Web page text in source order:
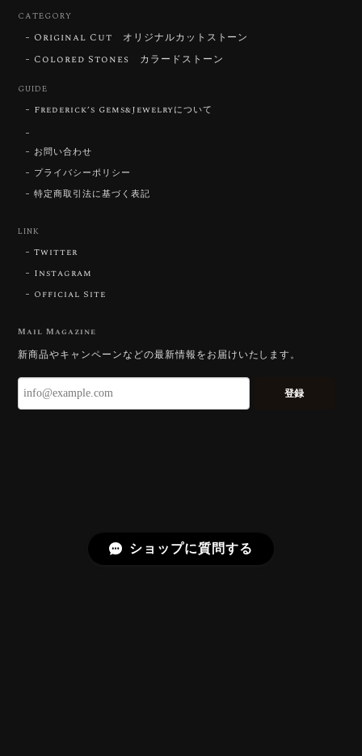
2026/07/30
いです。 ウルウルとギラギラを一度に見ることができ
る不思議なカットだと感じました。強い煌めきだけで
です。Star Rose Cut™ は中心から外へ広
CATEGORY
Original Cut オリジナルカットストーン
Colored Stones カラードストーン
GUIDE
Frederick’s Gems&Jewelryについて
お問い合わせ
プライバシーポリシー
特定商取引法に基づく表記
LINK
Twitter
Instagram
Official Site
Mail Magazine
新商品やキャンペーンなどの最新情報をお届けいたします。
登録
ショップに質問する